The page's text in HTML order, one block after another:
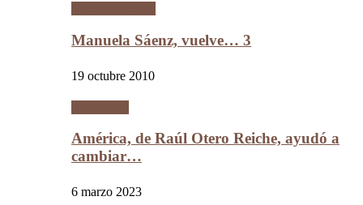
Manuela Sáenz, vuelve… 3
19 octubre 2010
América, de Raúl Otero Reiche, ayudó a
cambiar…
6 marzo 2023